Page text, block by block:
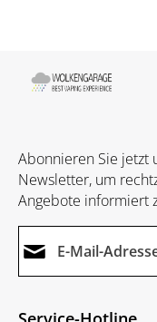
Abonnieren Sie jetzt
Newsletter, um
Angebote informiert
Die mit einem